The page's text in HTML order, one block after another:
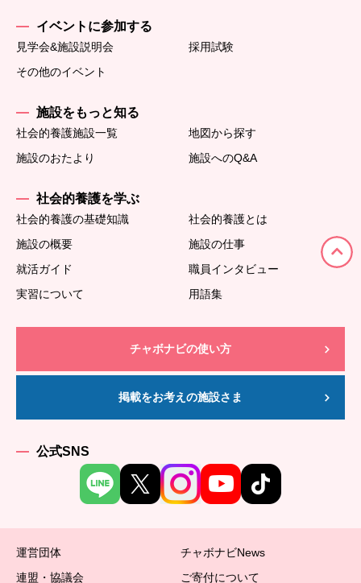
イベントに参加する
見学会&施設説明会
採用試験
その他のイベント
施設をもっと知る
社会的養護施設一覧
地図から探す
施設のおたより
施設へのQ&A
社会的養護を学ぶ
社会的養護の基礎知識
社会的養護とは
施設の概要
施設の仕事
就活ガイド
職員インタビュー
実習について
用語集
チャボナビの使い方
掲載をお考えの施設さま
公式SNS
運営団体
チャボナビNews
連盟・協議会
ご寄付について